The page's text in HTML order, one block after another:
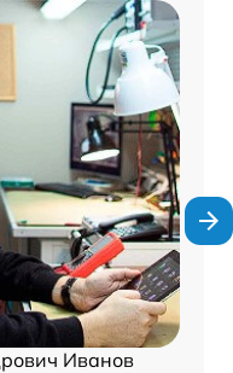
Иванов